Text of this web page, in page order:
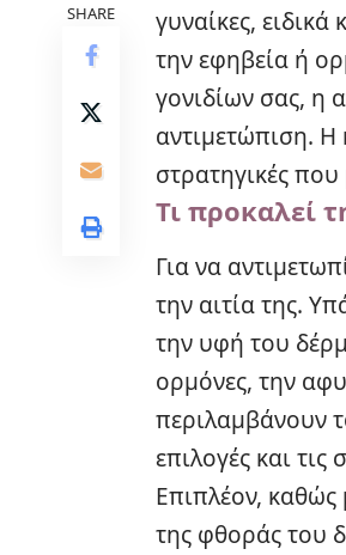
SHARE
γυναίκες,
την εφηβεία ή
γονιδίων σας, η
αντιμετώπιση. Η
στρατηγικές
Τι προκαλεί
Για να
την αιτία της.
την υφή του
ορμόνες, την
περιλαμβάνουν
επιλογές και τις
Επιπλέον, καθώς
της φθοράς του